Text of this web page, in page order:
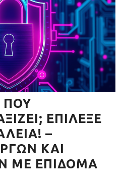
ΠΟΥ
ΕΠΊΛΕΞΕ
–
ΚΑΙ
ΜΕ ΕΠΊΔΟΜΑ